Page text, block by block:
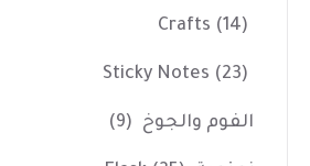
Crafts (14)
Sticky Notes (23)
الفوم والجوخ (9)